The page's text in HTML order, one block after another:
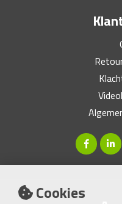
Cookies